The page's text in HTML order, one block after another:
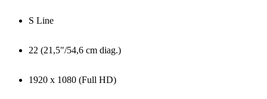
S Line
22 (21,5"/54,6 cm diag.)
1920 x 1080 (Full HD)